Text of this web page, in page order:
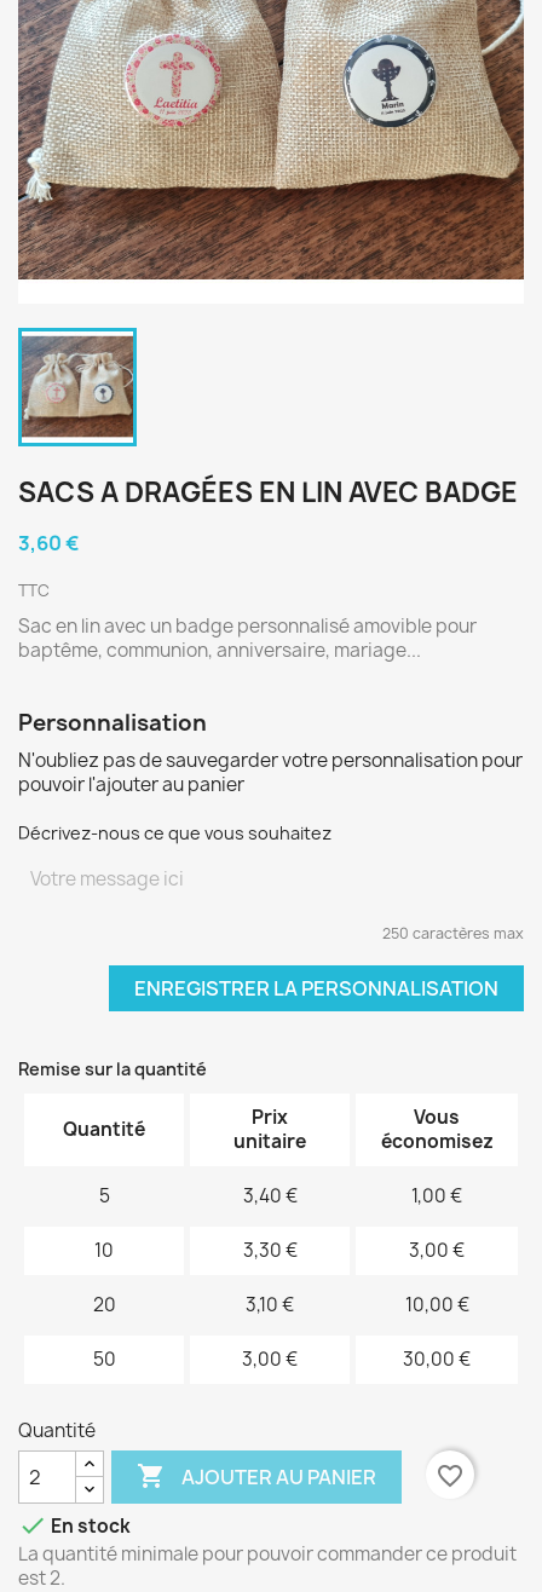
SACS A DRAGÉES EN LIN AVEC BADGE
3,60 €
TTC
Sac en lin avec un badge personnalisé amovible pour
baptême, communion, anniversaire, mariage...
Personnalisation
N'oubliez pas de sauvegarder votre personnalisation pour
pouvoir l'ajouter au panier
Décrivez-nous ce que vous souhaitez
250 caractères max
ENREGISTRER LA PERSONNALISATION
Remise sur la quantité
Quantité
Prix
unitaire
Vous
économisez
5 3,40 € 1,00 €
10 3,30 € 3,00 €
20 3,10 € 10,00 €
50 3,00 € 30,00 €
Quantité
 AJOUTER AU PANIER
favorite_border
 En stock
La quantité minimale pour pouvoir commander ce produit
est 2.